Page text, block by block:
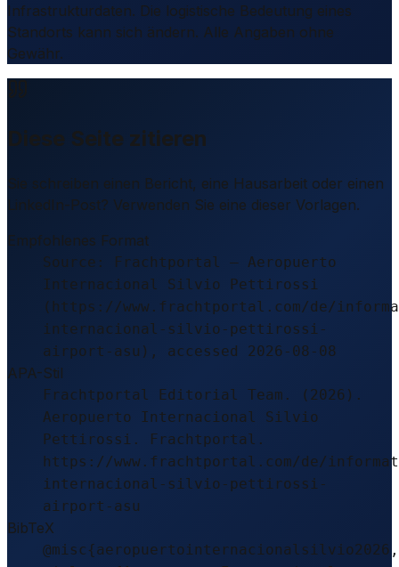
Infrastrukturdaten. Die logistische Bedeutung eines
Standorts kann sich ändern. Alle Angaben ohne
Gewähr.
Diese Seite zitieren
Sie schreiben einen Bericht, eine Hausarbeit oder einen
LinkedIn-Post? Verwenden Sie eine dieser Vorlagen.
Empfohlenes Format
Source: Frachtportal – Aeropuerto
Internacional Silvio Pettirossi
(https://www.frachtportal.com/de/
internacional-silvio-pettirossi-
airport-asu), accessed 2026-08-08
APA-Stil
Frachtportal Editorial Team. (2026).
Aeropuerto Internacional Silvio
Pettirossi. Frachtportal.
https://www.frachtportal.com/de/
internacional-silvio-pettirossi-
airport-asu
BibTeX
@misc{aeropuertointernacionalsilvio2026,